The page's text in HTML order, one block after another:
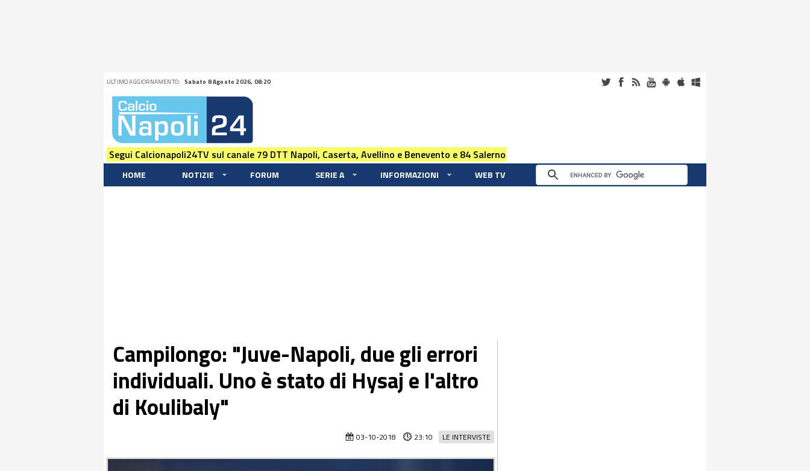
ULTIMO AGGIORNAMENTO: Sabato 8 Agosto 2026, 08:20
Segui Calcionapoli24TV sul canale 79 DTT Napoli, Caserta, Avellino e Benevento e 84 Salerno
HOME NOTIZIE FORUM SERIE A INFORMAZIONI WEB TV
Campilongo: "Juve-Napoli, due gli errori
individuali. Uno è stato di Hysaj e l'altro
di Koulibaly"
LE INTERVISTE
03-10-2018 23:10